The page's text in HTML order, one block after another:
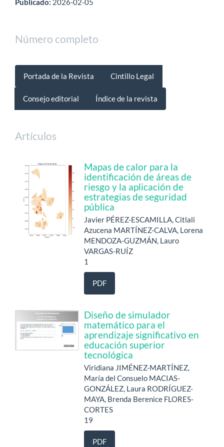
Publicado: 2026-02-05
Número completo
Portada de la Revista Cintillo Legal
Consejo editorial Índice de la revista
Artículos
Mapas de calor para la
identificación de áreas de
riesgo y la aplicación de
estrategias de seguridad
pública
Javier PÉREZ-ESCAMILLA, Citlali
Azucena MARTÍNEZ-CALVA, Lorena
MENDOZA-GUZMÁN, Lauro
VARGAS-RUÍZ
1
PDF
Diseño de simulador
matemático para el
aprendizaje significativo en
educación superior
tecnológica
Viridiana JIMÉNEZ-MARTÍNEZ,
María del Consuelo MACIAS-
GONZÁLEZ, Laura RODRÍGUEZ-
MAYA, Brenda Berenice FLORES-
CORTES
19
PDF